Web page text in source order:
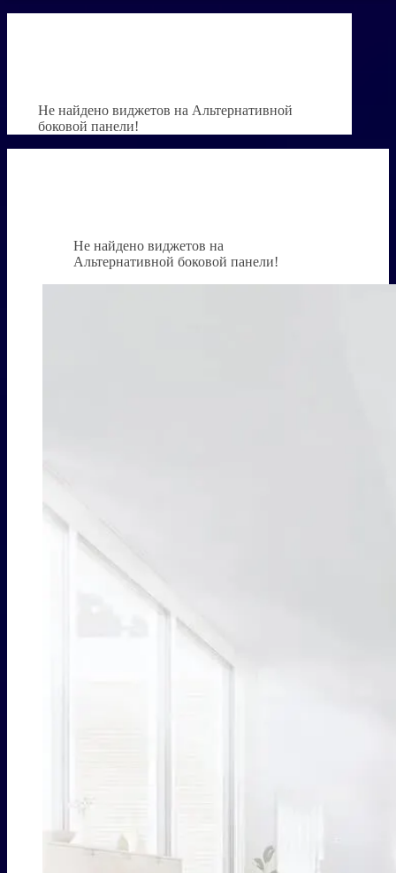
Не найдено виджетов на Альтернативной
боковой панели!
Не найдено виджетов на
Альтернативной боковой панели!